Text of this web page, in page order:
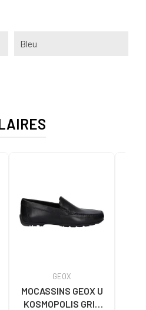
Bleu
GEOX
MOCASSINS GEOX U
KOSMOPOLIS GRIP